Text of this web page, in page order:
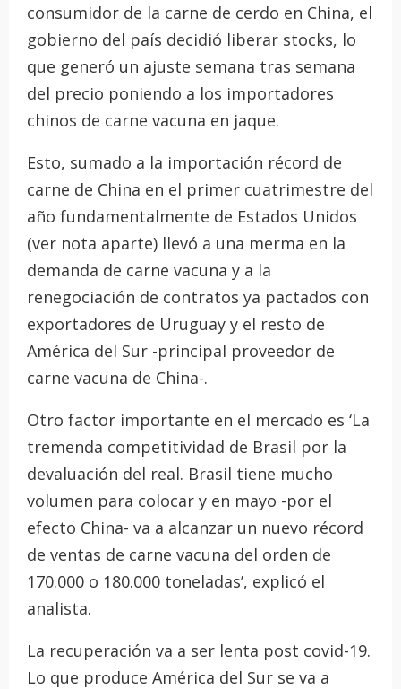
consumidor de la carne de cerdo en China, el
gobierno del país decidió liberar stocks, lo
que generó un ajuste semana tras semana
del precio poniendo a los importadores
chinos de carne vacuna en jaque.
Esto, sumado a la importación récord de
carne de China en el primer cuatrimestre del
año fundamentalmente de Estados Unidos
(ver nota aparte) llevó a una merma en la
demanda de carne vacuna y a la
renegociación de contratos ya pactados con
exportadores de Uruguay y el resto de
América del Sur -principal proveedor de
carne vacuna de China-.
Otro factor importante en el mercado es ‘La
tremenda competitividad de Brasil por la
devaluación del real. Brasil tiene mucho
volumen para colocar y en mayo -por el
efecto China- va a alcanzar un nuevo récord
de ventas de carne vacuna del orden de
170.000 o 180.000 toneladas’, explicó el
analista.
La recuperación va a ser lenta post covid-19.
Lo que produce América del Sur se va a